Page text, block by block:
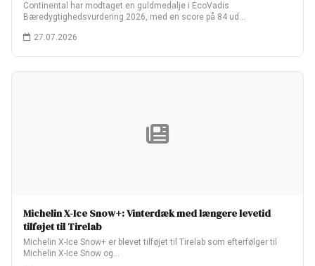
Continental har modtaget en guldmedalje i EcoVadis
Bæredygtighedsvurdering 2026, med en score på 84 ud…
27.07.2026
Michelin X-Ice Snow+: Vinterdæk med længere levetid
tilføjet til Tirelab
Michelin X-Ice Snow+ er blevet tilføjet til Tirelab som efterfølger til
Michelin X-Ice Snow og…